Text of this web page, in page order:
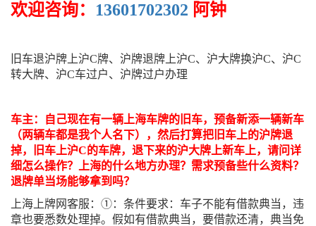
欢迎咨询： 13601702302 阿钟
旧车退沪牌上沪C牌、沪牌退牌上沪C、沪大牌换沪C、沪C
转大牌、沪C车过户、沪牌过户办理
车主：自己现在有一辆上海车牌的旧车，预备新添一辆新车
（两辆车都是我个人名下），然后打算把旧车上的沪牌退
掉，旧车上沪C的车牌，退下来的沪大牌上新车上，请问详
细怎么操作？上海的什么地方办理？需求预备些什么资料？
退牌单当场能够拿到吗？
上海上牌网客服：①：条件要求：车子不能有借款典当，违
章也要悉数处理掉。假如有借款典当，要借款还清，典当免